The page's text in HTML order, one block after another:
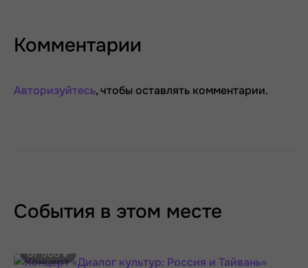
Комментарии
Авторизуйтесь, чтобы оставлять комментарии.
События в этом месте
от 500 ₽